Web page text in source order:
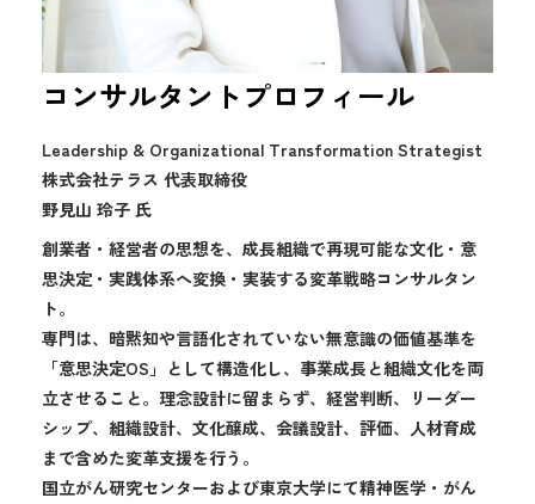
コンサルタントプロフィール
Leadership & Organizational Transformation Strategist
株式会社テラス 代表取締役
野見山 玲子 氏
創業者・経営者の思想を、成長組織で再現可能な文化・意
思決定・実践体系へ変換・実装する変革戦略コンサルタン
ト。
専門は、暗黙知や言語化されていない無意識の価値基準を
「意思決定OS」として構造化し、事業成長と組織文化を両
立させること。理念設計に留まらず、経営判断、リーダー
シップ、組織設計、文化醸成、会議設計、評価、人材育成
まで含めた変革支援を行う。
国立がん研究センターおよび東京大学にて精神医学・がん